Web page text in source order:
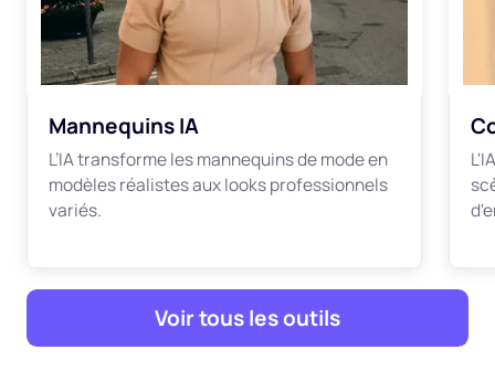
Mannequins IA
L’IA transforme les mannequins de mode en
modèles réalistes aux looks professionnels
variés.
Voir tous les outils